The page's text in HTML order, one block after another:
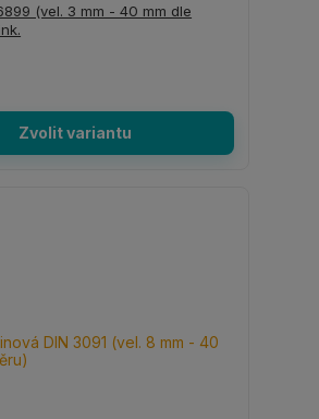
(vel. 3 mm - 40 mm dle
Zvolit variantu